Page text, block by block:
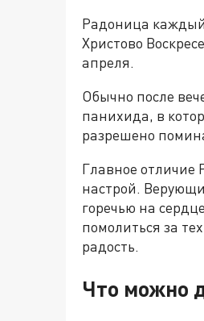
Радоница каждый
Христово
апреля.
Обычно после
панихида, в
разрешено
Главное
настрой.
горечью на
помолиться за
радость.
Что можно